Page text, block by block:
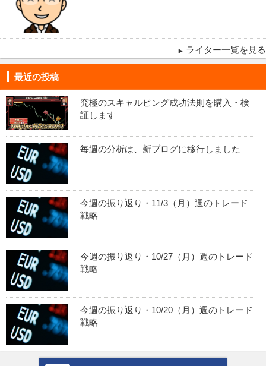
ライター一覧を見る
最近の投稿
究極のスキャルピング成功法則を購入・検
証します
毎週の分析は、新ブログに移行しました
今週の振り返り・11/3（月）週のトレード
戦略
今週の振り返り・10/27（月）週のトレード
戦略
今週の振り返り・10/20（月）週のトレード
戦略